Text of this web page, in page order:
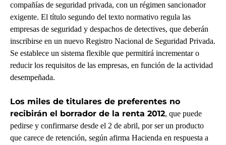
compañías de seguridad privada, con un régimen sancionador
exigente. El título segundo del texto normativo regula las
empresas de seguridad y despachos de detectives, que deberán
inscribirse en un nuevo Registro Nacional de Seguridad Privada.
Se establece un sistema flexible que permitirá incrementar o
reducir los requisitos de las empresas, en función de la actividad
desempeñada.
Los miles de titulares de preferentes no
recibirán el borrador de la renta 2012, que puede
pedirse y confirmarse desde el 2 de abril, por ser un producto
que carece de retención, según afirma Hacienda en respuesta a